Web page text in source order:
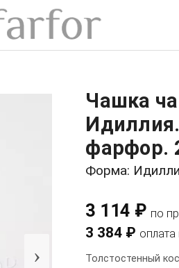
›
Чашка
фарфор.
Форма:
3 114 ₽ по
3 384 ₽ оплата
Толстостенный